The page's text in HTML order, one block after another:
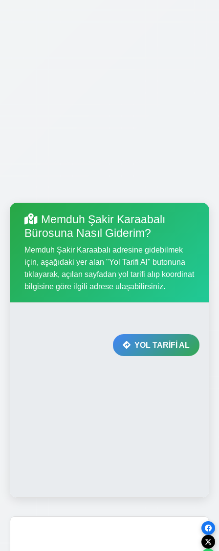
Memduh Şakir Karaabalı
Bürosuna Nasıl Giderim?
Memduh Şakir Karaabalı adresine gidebilmek
için, aşağıdaki yer alan "Yol Tarifi Al" butonuna
tıklayarak, açılan sayfadan yol tarifi alıp koordinat
bilgisine göre ilgili adrese ulaşabilirsiniz.
YOL TARİFİ AL